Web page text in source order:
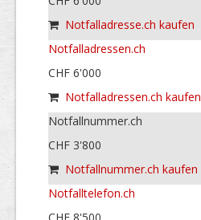
Notfalladresse.ch kaufen
Notfalladressen.ch
CHF 6'000
Notfalladressen.ch kaufen
Notfallnummer.ch
CHF 3'800
Notfallnummer.ch kaufen
Notfalltelefon.ch
CHF 8'500